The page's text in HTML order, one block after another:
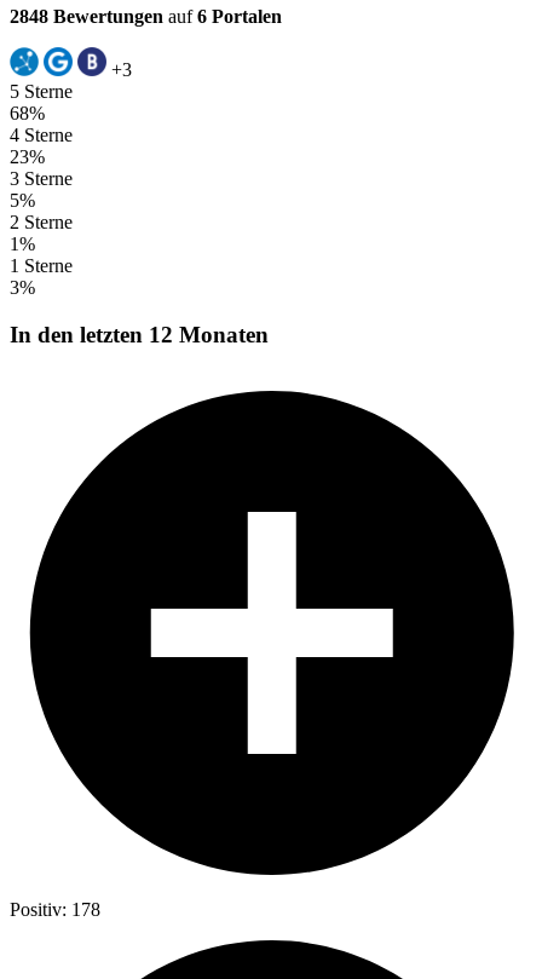
2848 Bewertungen auf6 Portalen
+3
5 Sterne
68%
4 Sterne
23%
3 Sterne
5%
2 Sterne
1%
1 Sterne
3%
In den letzten 12 Monaten
Positiv: 178